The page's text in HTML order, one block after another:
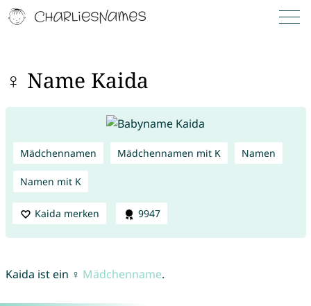
♀ Name Kaida
Mädchennamen Mädchennamen mit K Namen
Namen mit K
Kaida merken 9947
Kaida ist ein ♀ Mädchenname.